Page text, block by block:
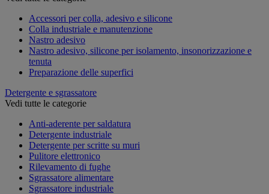
Accessori per colla, adesivo e silicone
Colla industriale e manutenzione
Nastro adesivo
Nastro adesivo, silicone per isolamento, insonorizzazione e
tenuta
Preparazione delle superfici
Detergente e sgrassatore
Vedi tutte le categorie
Anti-aderente per saldatura
Detergente industriale
Detergente per scritte su muri
Pulitore elettronico
Rilevamento di fughe
Sgrassatore alimentare
Sgrassatore industriale